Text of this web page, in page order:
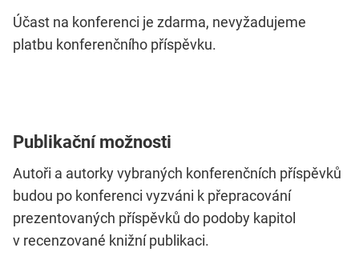
Účast na konferenci je zdarma, nevyžadujeme
platbu konferenčního příspěvku.
Publikační možnosti
Autoři a autorky vybraných konferenčních příspěvků
budou po konferenci vyzváni k přepracování
prezentovaných příspěvků do podoby kapitol
v recenzované knižní publikaci.